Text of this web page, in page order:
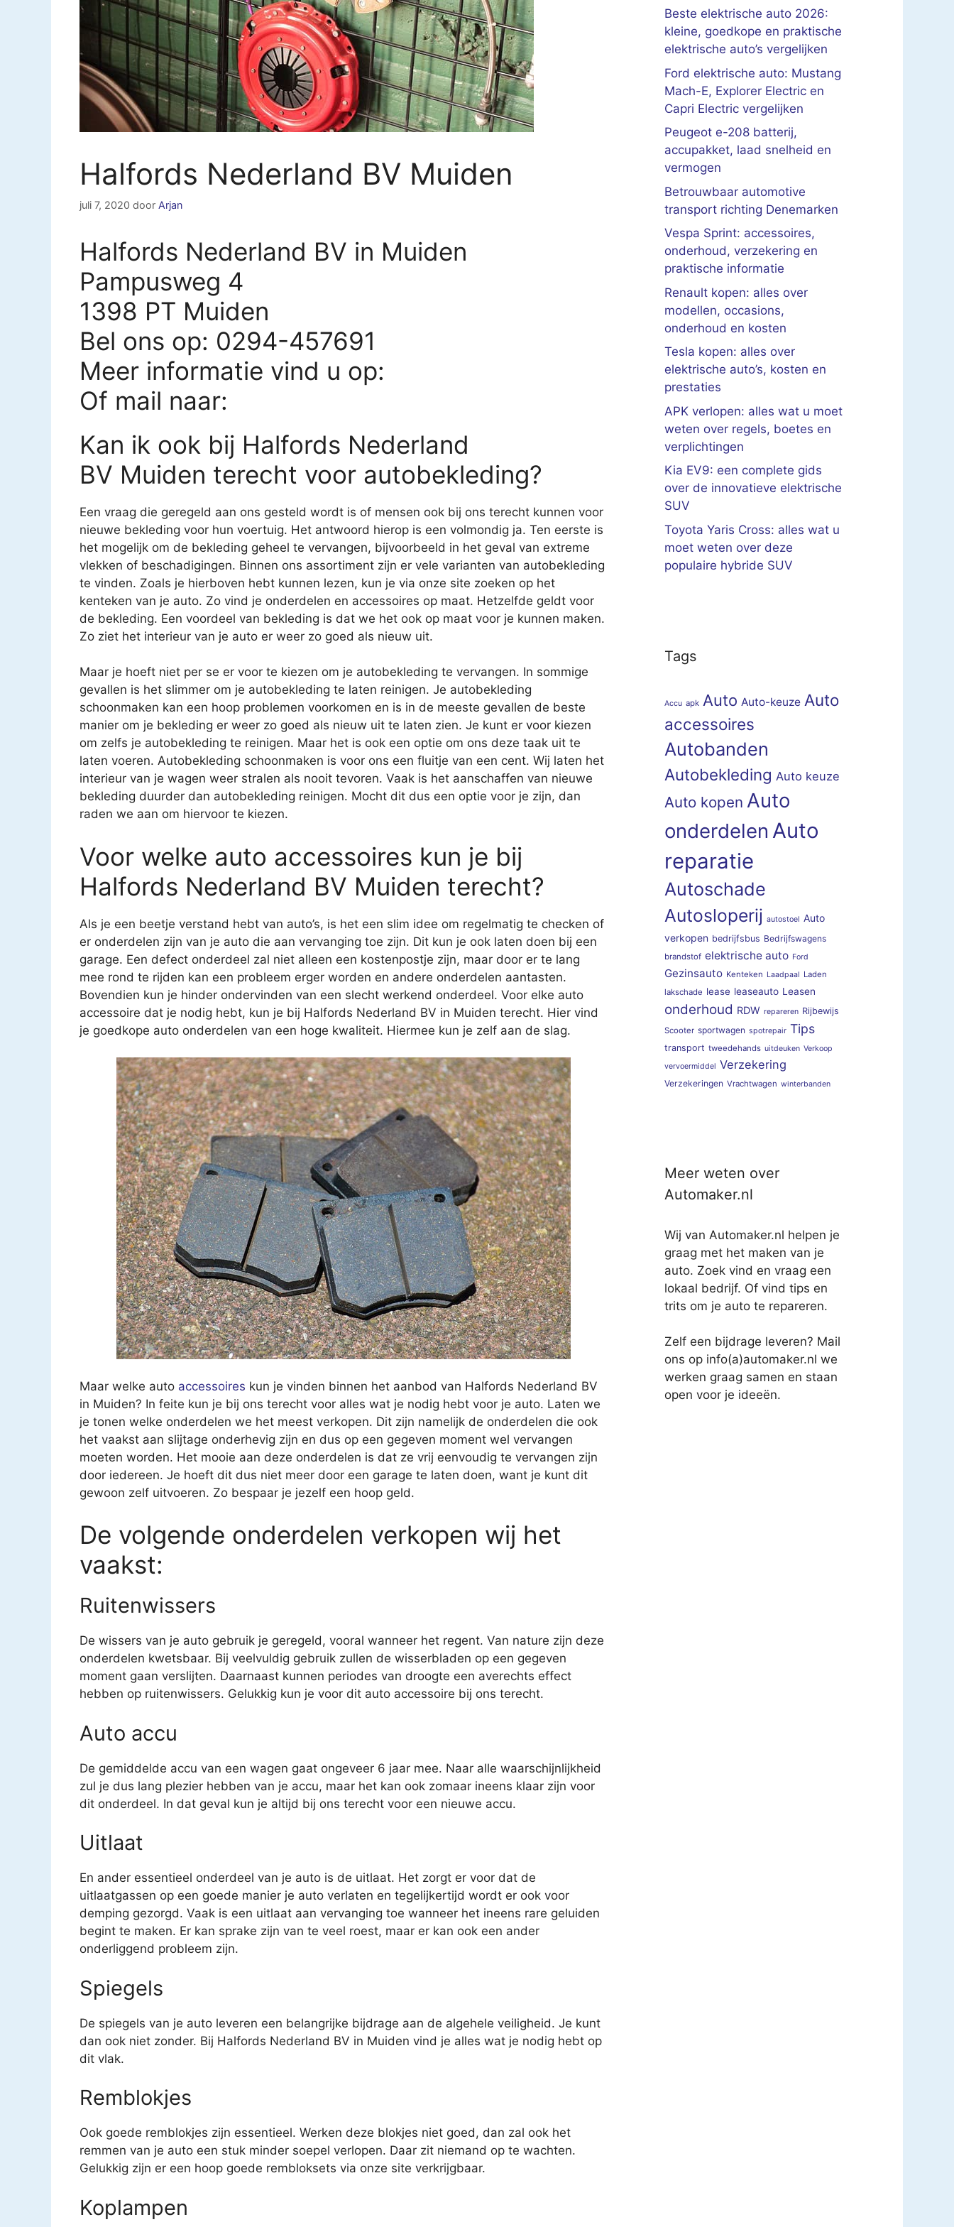
Halfords Nederland BV Muiden
juli 7, 2020 door Arjan
Halfords Nederland BV in Muiden
Pampusweg 4
1398 PT Muiden
Bel ons op: 0294-457691
Meer informatie vind u op:
Of mail naar:
Kan ik ook bij Halfords Nederland
BV Muiden terecht voor autobekleding?
Een vraag die geregeld aan ons gesteld wordt is of mensen ook bij ons terecht kunnen voor
nieuwe bekleding voor hun voertuig. Het antwoord hierop is een volmondig ja. Ten eerste is
het mogelijk om de bekleding geheel te vervangen, bijvoorbeeld in het geval van extreme
vlekken of beschadigingen. Binnen ons assortiment zijn er vele varianten van autobekleding
te vinden. Zoals je hierboven hebt kunnen lezen, kun je via onze site zoeken op het
kenteken van je auto. Zo vind je onderdelen en accessoires op maat. Hetzelfde geldt voor
de bekleding. Een voordeel van bekleding is dat we het ook op maat voor je kunnen maken.
Zo ziet het interieur van je auto er weer zo goed als nieuw uit.
Maar je hoeft niet per se er voor te kiezen om je autobekleding te vervangen. In sommige
gevallen is het slimmer om je autobekleding te laten reinigen. Je autobekleding
schoonmaken kan een hoop problemen voorkomen en is in de meeste gevallen de beste
manier om je bekleding er weer zo goed als nieuw uit te laten zien. Je kunt er voor kiezen
om zelfs je autobekleding te reinigen. Maar het is ook een optie om ons deze taak uit te
laten voeren. Autobekleding schoonmaken is voor ons een fluitje van een cent. Wij laten het
interieur van je wagen weer stralen als nooit tevoren. Vaak is het aanschaffen van nieuwe
bekleding duurder dan autobekleding reinigen. Mocht dit dus een optie voor je zijn, dan
raden we aan om hiervoor te kiezen.
Voor welke auto accessoires kun je bij
Halfords Nederland BV Muiden terecht?
Als je een beetje verstand hebt van auto’s, is het een slim idee om regelmatig te checken of
er onderdelen zijn van je auto die aan vervanging toe zijn. Dit kun je ook laten doen bij een
garage. Een defect onderdeel zal niet alleen een kostenpostje zijn, maar door er te lang
mee rond te rijden kan een probleem erger worden en andere onderdelen aantasten.
Bovendien kun je hinder ondervinden van een slecht werkend onderdeel. Voor elke auto
accessoire dat je nodig hebt, kun je bij Halfords Nederland BV in Muiden terecht. Hier vind
je goedkope auto onderdelen van een hoge kwaliteit. Hiermee kun je zelf aan de slag.
Maar welke auto accessoires kun je vinden binnen het aanbod van Halfords Nederland BV
in Muiden? In feite kun je bij ons terecht voor alles wat je nodig hebt voor je auto. Laten we
je tonen welke onderdelen we het meest verkopen. Dit zijn namelijk de onderdelen die ook
het vaakst aan slijtage onderhevig zijn en dus op een gegeven moment wel vervangen
moeten worden. Het mooie aan deze onderdelen is dat ze vrij eenvoudig te vervangen zijn
door iedereen. Je hoeft dit dus niet meer door een garage te laten doen, want je kunt dit
gewoon zelf uitvoeren. Zo bespaar je jezelf een hoop geld.
De volgende onderdelen verkopen wij het
vaakst:
Ruitenwissers
De wissers van je auto gebruik je geregeld, vooral wanneer het regent. Van nature zijn deze
onderdelen kwetsbaar. Bij veelvuldig gebruik zullen de wisserbladen op een gegeven
moment gaan verslijten. Daarnaast kunnen periodes van droogte een averechts effect
hebben op ruitenwissers. Gelukkig kun je voor dit auto accessoire bij ons terecht.
Auto accu
De gemiddelde accu van een wagen gaat ongeveer 6 jaar mee. Naar alle waarschijnlijkheid
zul je dus lang plezier hebben van je accu, maar het kan ook zomaar ineens klaar zijn voor
dit onderdeel. In dat geval kun je altijd bij ons terecht voor een nieuwe accu.
Uitlaat
En ander essentieel onderdeel van je auto is de uitlaat. Het zorgt er voor dat de
uitlaatgassen op een goede manier je auto verlaten en tegelijkertijd wordt er ook voor
demping gezorgd. Vaak is een uitlaat aan vervanging toe wanneer het ineens rare geluiden
begint te maken. Er kan sprake zijn van te veel roest, maar er kan ook een ander
onderliggend probleem zijn.
Spiegels
De spiegels van je auto leveren een belangrijke bijdrage aan de algehele veiligheid. Je kunt
dan ook niet zonder. Bij Halfords Nederland BV in Muiden vind je alles wat je nodig hebt op
dit vlak.
Remblokjes
Ook goede remblokjes zijn essentieel. Werken deze blokjes niet goed, dan zal ook het
remmen van je auto een stuk minder soepel verlopen. Daar zit niemand op te wachten.
Gelukkig zijn er een hoop goede rembloksets via onze site verkrijgbaar.
Koplampen
Beste elektrische auto 2026:
kleine, goedkope en praktische
elektrische auto’s vergelijken
Ford elektrische auto: Mustang
Mach-E, Explorer Electric en
Capri Electric vergelijken
Peugeot e-208 batterij,
accupakket, laad snelheid en
vermogen
Betrouwbaar automotive
transport richting Denemarken
Vespa Sprint: accessoires,
onderhoud, verzekering en
praktische informatie
Renault kopen: alles over
modellen, occasions,
onderhoud en kosten
Tesla kopen: alles over
elektrische auto’s, kosten en
prestaties
APK verlopen: alles wat u moet
weten over regels, boetes en
verplichtingen
Kia EV9: een complete gids
over de innovatieve elektrische
SUV
Toyota Yaris Cross: alles wat u
moet weten over deze
populaire hybride SUV
Tags
Accu apk Auto Auto-keuze Auto
accessoires
Autobanden
Autobekleding Auto keuze
Auto kopen Auto
onderdelen Auto
reparatie
Autoschade
Autosloperij autostoel Auto
verkopen bedrijfsbus Bedrijfswagens
brandstof elektrische auto Ford
Gezinsauto Kenteken Laadpaal Laden
lakschade lease leaseauto Leasen
onderhoud RDW repareren Rijbewijs
Scooter sportwagen spotrepair Tips
transport tweedehands uitdeuken Verkoop
vervoermiddel Verzekering
Verzekeringen Vrachtwagen winterbanden
Meer weten over
Automaker.nl
Wij van Automaker.nl helpen je
graag met het maken van je
auto. Zoek vind en vraag een
lokaal bedrijf. Of vind tips en
trits om je auto te repareren.
Zelf een bijdrage leveren? Mail
ons op info(a)automaker.nl we
werken graag samen en staan
open voor je ideeën.